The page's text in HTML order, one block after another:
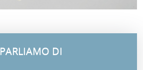
PARLIAMO DI